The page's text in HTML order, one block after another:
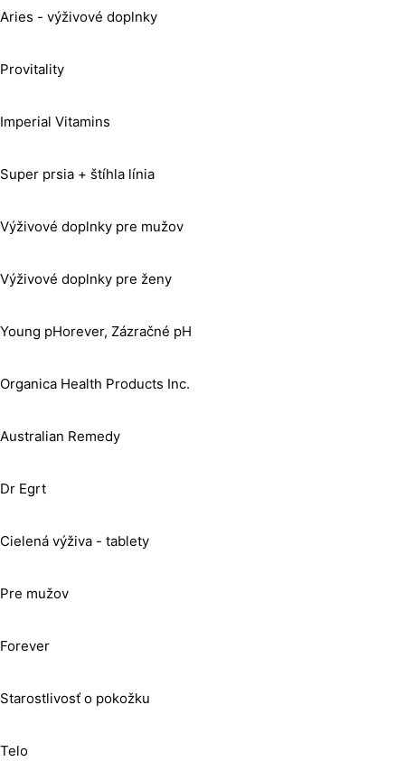
Aries - výživové doplnky
Provitality
Imperial Vitamins
Super prsia + štíhla línia
Výživové doplnky pre mužov
Výživové doplnky pre ženy
Young pHorever, Zázračné pH
Organica Health Products Inc.
Australian Remedy
Dr Egrt
Cielená výživa - tablety
Pre mužov
Forever
Starostlivosť o pokožku
Telo